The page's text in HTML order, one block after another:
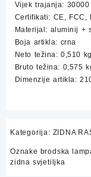
Vijek trajanja:
Certifikati: CE, FCC,
Materijal: aluminij +
Boja artikla: crna
Neto težina: 0,510 kg
Bruto težina: 0,575
Dimenzije artikla:
Kategorija: ZIDNA
Oznake brodska
zidna svjetiljka